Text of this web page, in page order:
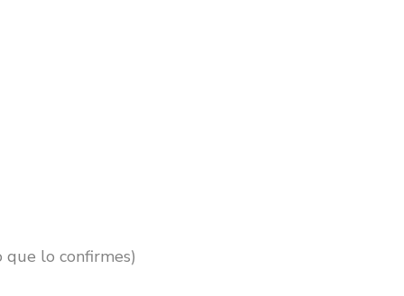
que lo confirmes)